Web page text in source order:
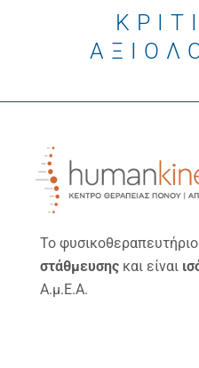
Το φυσικοθεραπευτήριο
στάθμευσης και είναι
Α.μ.Ε.Α.